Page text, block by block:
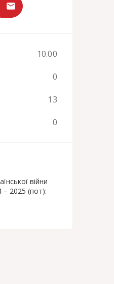
10.00
0
13
0
війни
– 2025 (пот):